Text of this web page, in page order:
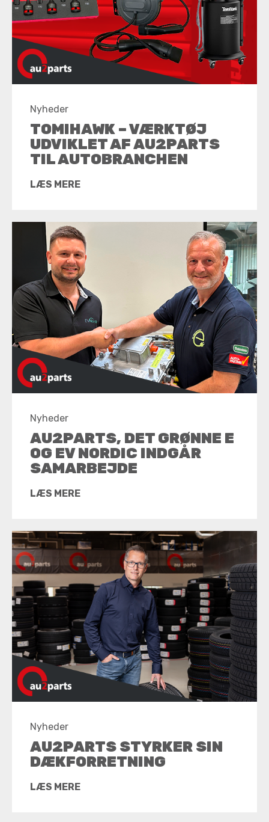
Nyheder
TOMIHAWK – VÆRKTØJ
UDVIKLET AF AU2PARTS
TIL AUTOBRANCHEN
LÆS MERE
Nyheder
AU2PARTS, DET GRØNNE E
OG EV NORDIC INDGÅR
SAMARBEJDE
LÆS MERE
Nyheder
AU2PARTS STYRKER SIN
DÆKFORRETNING
LÆS MERE